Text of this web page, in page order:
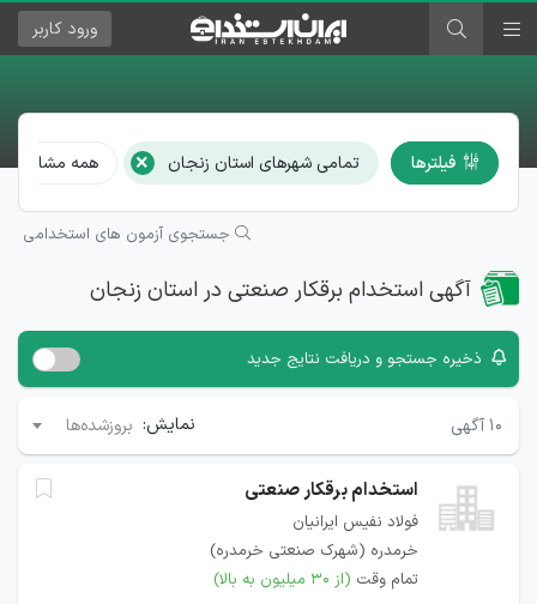
ورود کاربر
فیلترها تمامی شهرهای استان زنجان × همه مشاغل
جستجوی آزمون های استخدامی
آگهی استخدام برقکار صنعتی در استان زنجان
ذخیره جستجو و دریافت نتایج جدید
۱۰ آگهی نمایش: بروزشده‌ها
استخدام برقکار صنعتی
فولاد نفیس ایرانیان
خرمدره (شهرک صنعتی خرمدره)
تمام وقت (از ۳۰ میلیون به بالا)